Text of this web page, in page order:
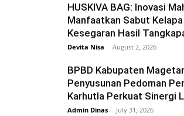
HUSKIVA BAG: Inovasi
Manfaatkan Sabut
Kesegaran Hasil
Devita Nisa - August 2, 2026
BPBD Kabupaten
Penyusunan Pedoman
Karhutla Perkuat Sinergi
Admin Dinas - July 31, 2026